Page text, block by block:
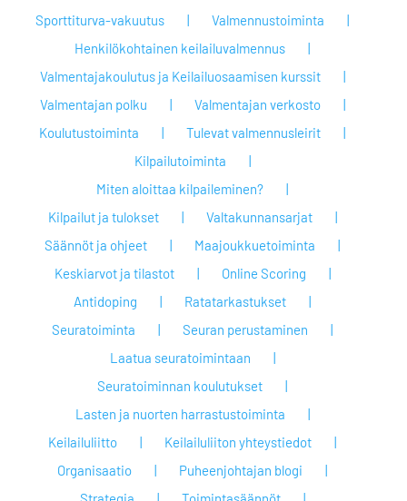
Sporttiturva-vakuutus
Valmennustoiminta
Henkilökohtainen keilailuvalmennus
Valmentajakoulutus ja Keilailuosaamisen kurssit
Valmentajan polku
Valmentajan verkosto
Koulutustoiminta
Tulevat valmennusleirit
Kilpailutoiminta
Miten aloittaa kilpaileminen?
Kilpailut ja tulokset
Valtakunnansarjat
Säännöt ja ohjeet
Maajoukkuetoiminta
Keskiarvot ja tilastot
Online Scoring
Antidoping
Ratatarkastukset
Seuratoiminta
Seuran perustaminen
Laatua seuratoimintaan
Seuratoiminnan koulutukset
Lasten ja nuorten harrastustoiminta
Keilailuliitto
Keilailuliiton yhteystiedot
Organisaatio
Puheenjohtajan blogi